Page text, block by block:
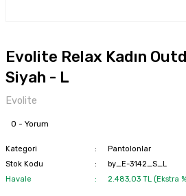
Evolite Relax Kadın
Siyah - L
Evolite
0 - Yorum
Kategori
Pantolonlar
Stok Kodu
by_E-3142_S_L
Havale
2.483,03 TL (Ekstra